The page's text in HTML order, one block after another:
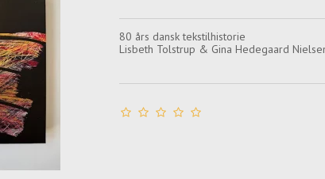
80 års dansk tekstilhistorie
Lisbeth Tolstrup & Gina Hedegaard